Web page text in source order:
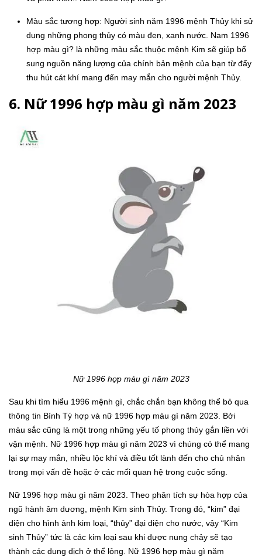
Màu sắc tương hợp: Người sinh năm 1996 mệnh Thủy khi sử
dụng những phong thủy có màu đen, xanh nước. Nam 1996
hợp màu gì? là những màu sắc thuộc mệnh Kim sẽ giúp bổ
sung nguồn năng lượng của chính bản mệnh của bạn từ đấy
thu hút cát khí mang đến may mắn cho người mệnh Thủy.
6. Nữ 1996 hợp màu gì năm 2023
Nữ 1996 hợp màu gì năm 2023
Sau khi tìm hiểu 1996 mệnh gì, chắc chắn bạn không thể bỏ qua
thông tin Bính Tý hợp và nữ 1996 hợp màu gì năm 2023. Bởi
màu sắc cũng là một trong những yếu tố phong thủy gắn liền với
vận mệnh. Nữ 1996 hợp màu gì năm 2023 vì chúng có thể mang
lại sự may mắn, nhiều lộc khí và điều tốt lành đến cho chủ nhân
trong mọi vấn đề hoặc ở các mối quan hệ trong cuộc sống.
Nữ 1996 hợp màu gì năm 2023. Theo phân tích sự hòa hợp của
ngũ hành âm dương, mệnh Kim sinh Thủy. Trong đó, “kim” đại
diện cho hình ảnh kim loại, “thủy” đại diện cho nước, vậy “Kim
sinh Thủy” tức là các kim loại sau khi được nung chảy sẽ tạo
thành các dung dịch ở thể lỏng. Nữ 1996 hợp màu gì năm